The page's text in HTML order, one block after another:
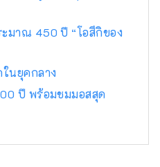
มาณ 450 ปี “โอสึกิของ
นยุคกลาง
ปี พร้อมชมมอสสุด